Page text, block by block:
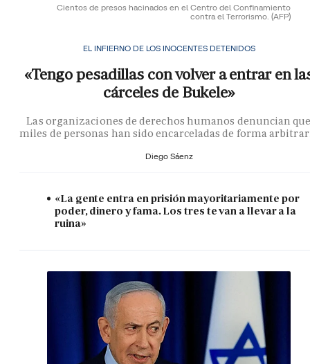
Cientos de presos hacinados en el Centro del Confinamiento
contra el Terrorismo. (AFP)
EL INFIERNO DE LOS INOCENTES DETENIDOS
«Tengo pesadillas con volver a entrar en
cárceles de Bukele»
Las organizaciones de derechos humanos denuncian
miles de personas han sido encarceladas de forma
Diego Sáenz
«La gente entra en prisión mayoritariamente por
poder, dinero y fama. Los tres te van a llevar a la
ruina»